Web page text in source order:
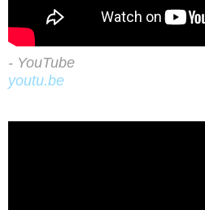
- YouTube
youtu.be